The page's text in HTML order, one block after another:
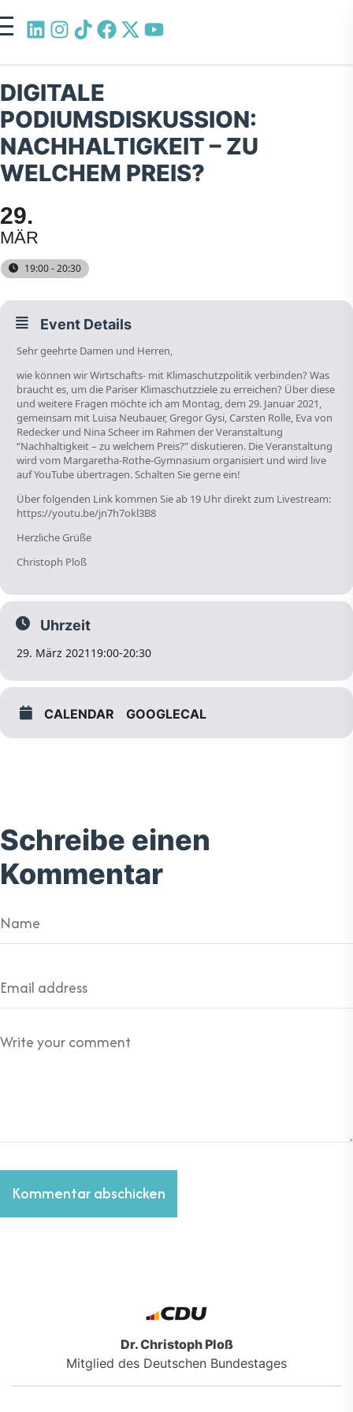
DIGITALE
PODIUMSDISKUSSION:
NACHHALTIGKEIT – ZU
WELCHEM PREIS?
29
MÄR
19:00 - 20:30
Event Details
Sehr geehrte Damen und Herren,
wie können wir Wirtschafts- mit Klimaschutzpolitik verbinden? Was
braucht es, um die Pariser Klimaschutzziele zu erreichen? Über diese
und weitere Fragen möchte ich am Montag, dem 29. Januar 2021,
gemeinsam mit Luisa Neubauer, Gregor Gysi, Carsten Rolle, Eva von
Redecker und Nina Scheer im Rahmen der Veranstaltung
“Nachhaltigkeit – zu welchem Preis?” diskutieren. Die Veranstaltung
wird vom Margaretha-Rothe-Gymnasium organisiert und wird live
auf YouTube übertragen. Schalten Sie gerne ein!
Über folgenden Link kommen Sie ab 19 Uhr direkt zum Livestream:
https://youtu.be/jn7h7okl3B8
Herzliche Grüße
Christoph Ploß
Uhrzeit
29. März 2021 19:00-20:30
CALENDAR GOOGLECAL
Schreibe einen
Kommentar
Dr. Christoph Ploß
Mitglied des Deutschen Bundestages